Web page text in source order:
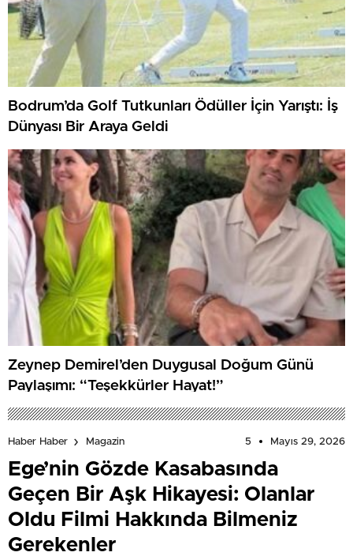
Bodrum’da Golf Tutkunları Ödüller İçin Yarıştı: İş
Dünyası Bir Araya Geldi
Zeynep Demirel’den Duygusal Doğum Günü
Paylaşımı: “Teşekkürler Hayat!”
Haber Haber Magazin 5 Mayıs 29, 2026
Ege’nin Gözde Kasabasında
Geçen Bir Aşk Hikayesi: Olanlar
Oldu Filmi Hakkında Bilmeniz
Gerekenler